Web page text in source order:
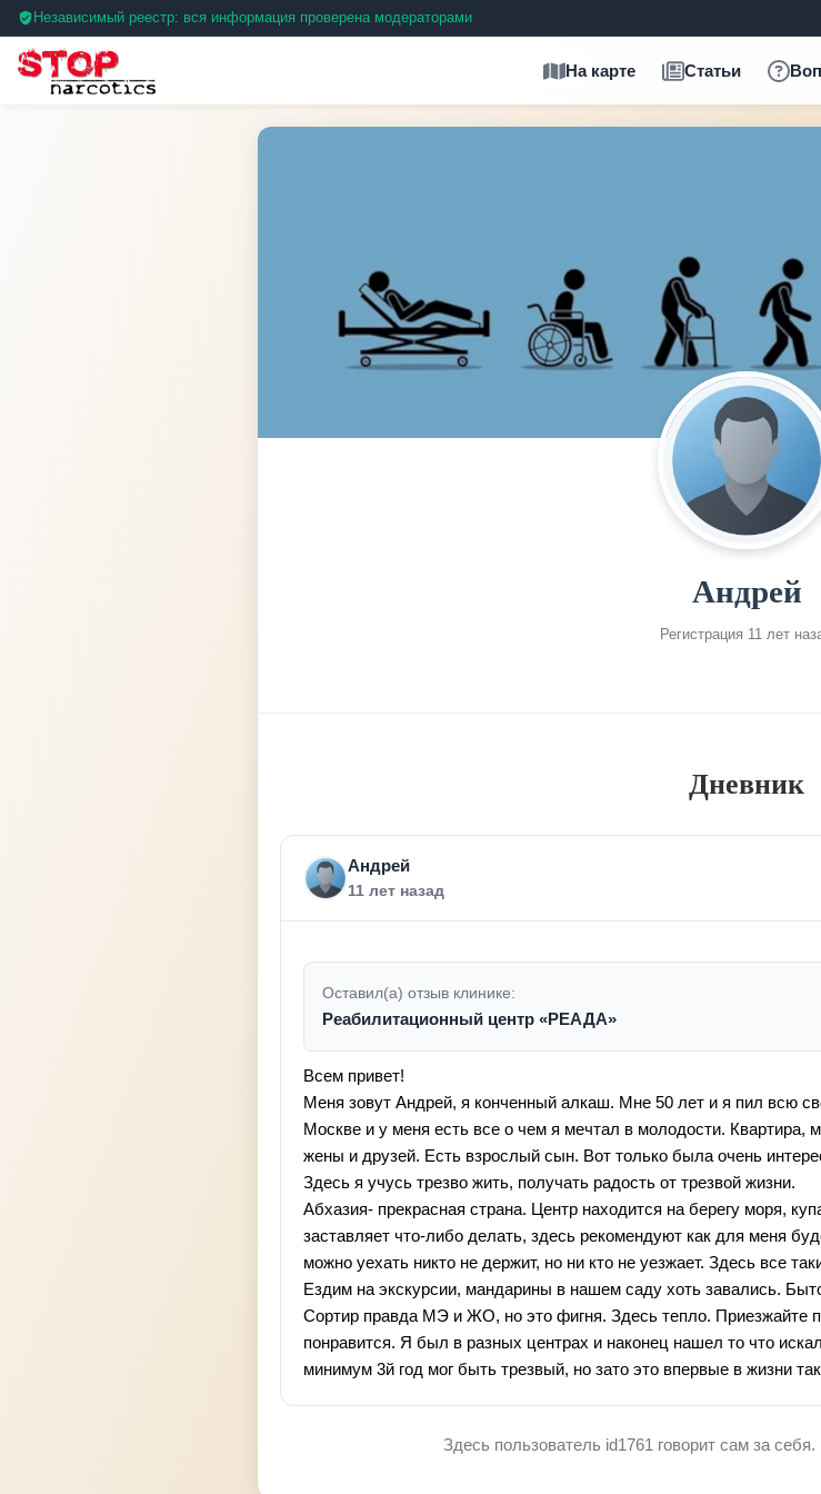
Независимый реестр: вся информация проверена модераторами
На карте Статьи
Андрей
Регистрация 11 лет
Дневник
Андрей
11 лет назад
Оставил(а) отзыв клинике:
Реабилитационный центр «РЕАДА»
Всем привет!
Меня зовут Андрей, я конченный алкаш. Мне 50 лет и я пил всю
Москве и у меня есть все о чем я мечтал в молодости.
жены и друзей. Есть взрослый сын. Вот только была очень
Здесь я учусь трезво жить, получать радость от трезвой жизни.
Абхазия- прекрасная страна. Центр находится на берегу моря,
заставляет что-либо делать, здесь рекомендуют как для меня
можно уехать никто не держит, но ни кто не уезжает. Здесь все
Ездим на экскурсии, мандарины в нашем саду хоть завались.
Сортир правда МЭ и ЖО, но это фигня. Здесь тепло. Приезжайте
понравится. Я был в разных центрах и наконец нашел то что
минимум 3й год мог быть трезвый, но зато это впервые в жизни
Здесь пользователь id1761 говорит сам за